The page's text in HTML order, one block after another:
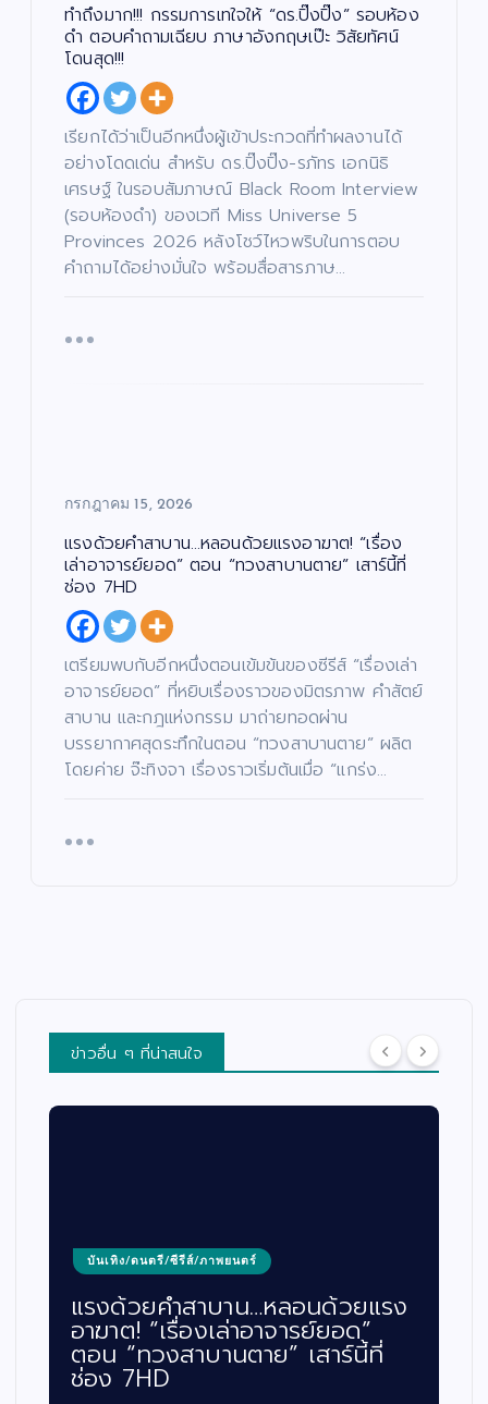
ทำถึงมาก!!! กรรมการเทใจให้ “ดร.ปิ๊งปิ๊ง” รอบห้อง
ดำ ตอบคำถามเฉียบ ภาษาอังกฤษเป๊ะ วิสัยทัศน์
โดนสุด!!!
เรียกได้ว่าเป็นอีกหนึ่งผู้เข้าประกวดที่ทำผลงานได้
อย่างโดดเด่น สำหรับ ดร.ปิ๊งปิ๊ง-รภัทร เอกนิธิ
เศรษฐ์ ในรอบสัมภาษณ์ Black Room Interview
(รอบห้องดำ) ของเวที Miss Universe 5
Provinces 2026 หลังโชว์ไหวพริบในการตอบ
คำถามได้อย่างมั่นใจ พร้อมสื่อสารภาษ…
กรกฎาคม 15, 2026
แรงด้วยคำสาบาน…หลอนด้วยแรงอาฆาต! “เรื่อง
เล่าอาจารย์ยอด” ตอน “ทวงสาบานตาย” เสาร์นี้ที่
ช่อง 7HD
เตรียมพบกับอีกหนึ่งตอนเข้มข้นของซีรีส์ “เรื่องเล่า
อาจารย์ยอด” ที่หยิบเรื่องราวของมิตรภาพ คำสัตย์
สาบาน และกฎแห่งกรรม มาถ่ายทอดผ่าน
บรรยากาศสุดระทึกในตอน “ทวงสาบานตาย” ผลิต
โดยค่าย จ๊ะทิงจา เรื่องราวเริ่มต้นเมื่อ “แกร่ง…
ข่าวอื่น ๆ ที่น่าสนใจ
บันเทิง/ดนตรี/ซีรีส์/ภาพยนตร์
แรงด้วยคำสาบาน…หลอนด้วยแรง
อาฆาต! “เรื่องเล่าอาจารย์ยอด”
ตอน “ทวงสาบานตาย” เสาร์นี้ที่
ช่อง 7HD